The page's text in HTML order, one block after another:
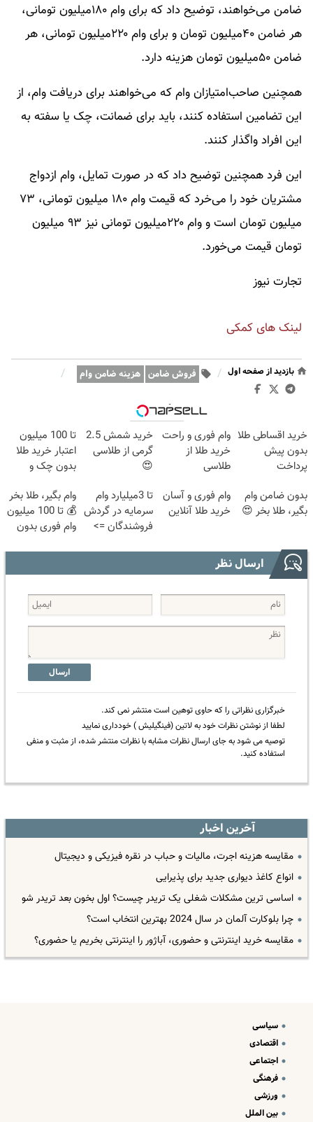
ضامن می‌خواهند، توضیح داد که برای وام ۱۸۰میلیون تومانی،
هر ضامن ۴۰میلیون تومان و برای وام ۲۲۰میلیون تومانی، هر
ضامن ۵۰میلیون تومان هزینه دارد.
همچنین صاحب‌امتیازان وام که می‌خواهند برای دریافت وام، از
این تضامین استفاده کنند، باید برای ضمانت، چک یا سفته به
این افراد واگذار کنند.
این فرد همچنین توضیح داد که در صورت تمایل، وام ازدواج
مشتریان خود را می‌خرد که قیمت وام ۱۸۰ میلیون تومانی، ۷۳
میلیون تومان است و وام ۲۲۰میلیون تومانی نیز ۹۳ میلیون
تومان قیمت می‌خورد.
تجارت نیوز
لینک های کمکی
بازدید از صفحه اول / فروش ضامن هزینه ضامن وام /
وبگردی
خرید اقساطی طلا
بدون پیش
پرداخت
وام فوری و راحت
خرید طلا از
طلاسی
خرید شمش 2.5
گرمی از طلاسی
😍
تا 100 میلیون
اعتبار خرید طلا
بدون چک و
بدون ضامن وام
بگیر، طلا بخر 😍
وام فوری و آسان
خرید طلا آنلاین
تا 3میلیارد وام
سرمایه در گردش
فروشندگان =>
وام بگیر، طلا بخر
💰 تا 100 میلیون
وام فوری بدون
ارسال نظر
ارسال
خبرگزاری نظراتی را که حاوی توهین است منتشر نمی کند.
لطفا از نوشتن نظرات خود به لاتین (فینگیلیش ) خودداری نمایید
توصیه می شود به جای ارسال نظرات مشابه با نظرات منتشر شده، از مثبت و منفی
استفاده کنید.
آخرین اخبار
مقایسه هزینه اجرت، مالیات و حباب در نقره فیزیکی و دیجیتال
انواع کاغذ دیواری جدید برای پذیرایی
اساسی ترین مشکلات شغلی یک تریدر چیست؟ اول بخون بعد تریدر شو
چرا بلوکارت آلمان در سال 2024 بهترین انتخاب است؟
مقایسه خرید اینترنتی و حضوری، آباژور را اینترنتی بخریم یا حضوری؟
سیاسی
اقتصادی
اجتماعی
فرهنگی
ورزشی
بین الملل